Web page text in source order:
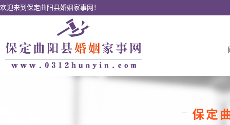
欢迎来到保定曲阳县婚姻家事网！